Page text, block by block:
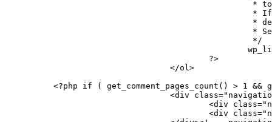
<?php if ( get_comment_pages_count() > 1